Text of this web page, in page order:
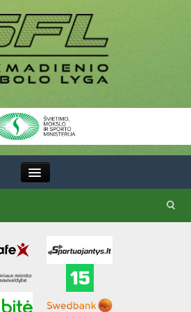
SFL taurė
7x7 CUP